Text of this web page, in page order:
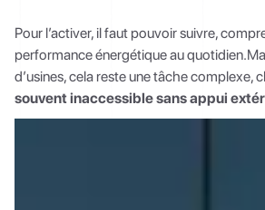
Pour l’activer, il faut pouvoir suivre,
performance énergétique au
d’usines, cela reste une tâche complexe,
souvent inaccessible sans appui